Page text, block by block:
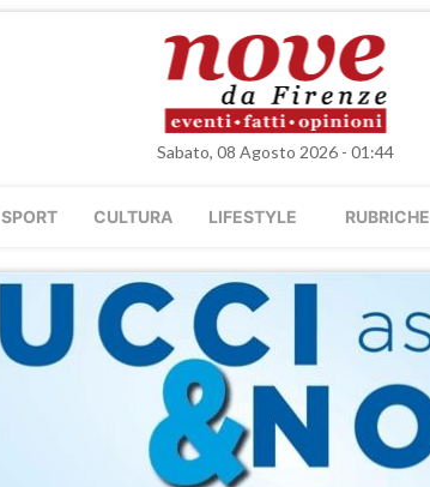
Sabato, 08 Agosto 2026 - 01:44
SPORT CULTURA LIFESTYLE RUBRICHE